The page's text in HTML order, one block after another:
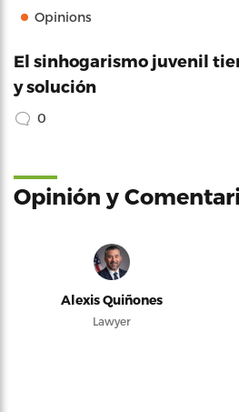
Opinions
El sinhogarismo juvenil
y solución
0
Opinión y
Alexis Quiñones
Lawyer